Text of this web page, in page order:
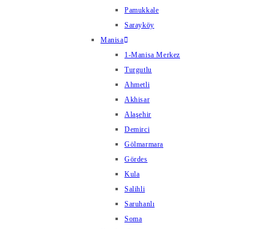
Pamukkale
Sarayköy
Manisa
1-Manisa Merkez
Turgutlu
Ahmetli
Akhisar
Alaşehir
Demirci
Gölmarmara
Gördes
Kula
Salihli
Saruhanlı
Soma